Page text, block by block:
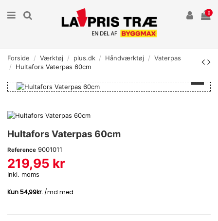
0
Forside Værktøj plus.dk Håndværktøj
Vaterpas
Hultafors Vaterpas 60cm
Hultafors Vaterpas 60cm
Reference 9001011
219,95 kr
Inkl. moms